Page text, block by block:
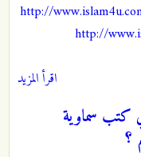
http://
http://
اقرأ المزيد
كتب سماوية
؟